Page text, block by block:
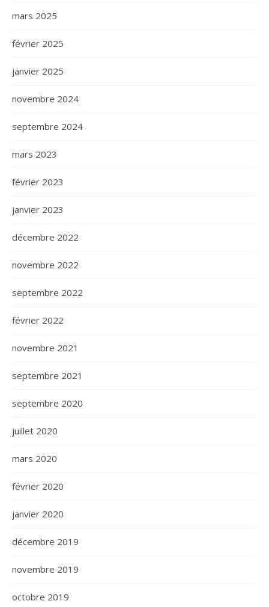
mars 2025
février 2025
janvier 2025
novembre 2024
septembre 2024
mars 2023
février 2023
janvier 2023
décembre 2022
novembre 2022
septembre 2022
février 2022
novembre 2021
septembre 2021
septembre 2020
juillet 2020
mars 2020
février 2020
janvier 2020
décembre 2019
novembre 2019
octobre 2019